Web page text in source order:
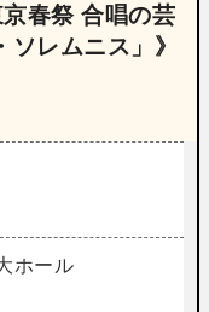
春祭 合唱の芸
レムニス」》
ホール